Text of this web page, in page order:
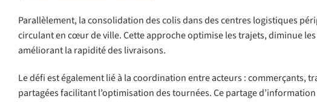
Parallèlement, la consolidation des colis dans des centres logistiques
circulant en cœur de ville. Cette approche optimise les trajets, diminue
améliorant la rapidité des livraisons.
Le défi est également lié à la coordination entre acteurs :
partagées facilitant l’optimisation des tournées. Ce partage